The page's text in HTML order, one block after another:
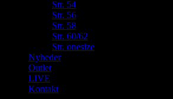
Str. 54
Str. 56
Str. 58
Str. 60/62
Str. onesize
Nyheder
Outlet
LIVE
Kontakt